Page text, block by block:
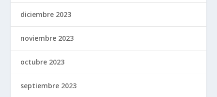
diciembre 2023
noviembre 2023
octubre 2023
septiembre 2023